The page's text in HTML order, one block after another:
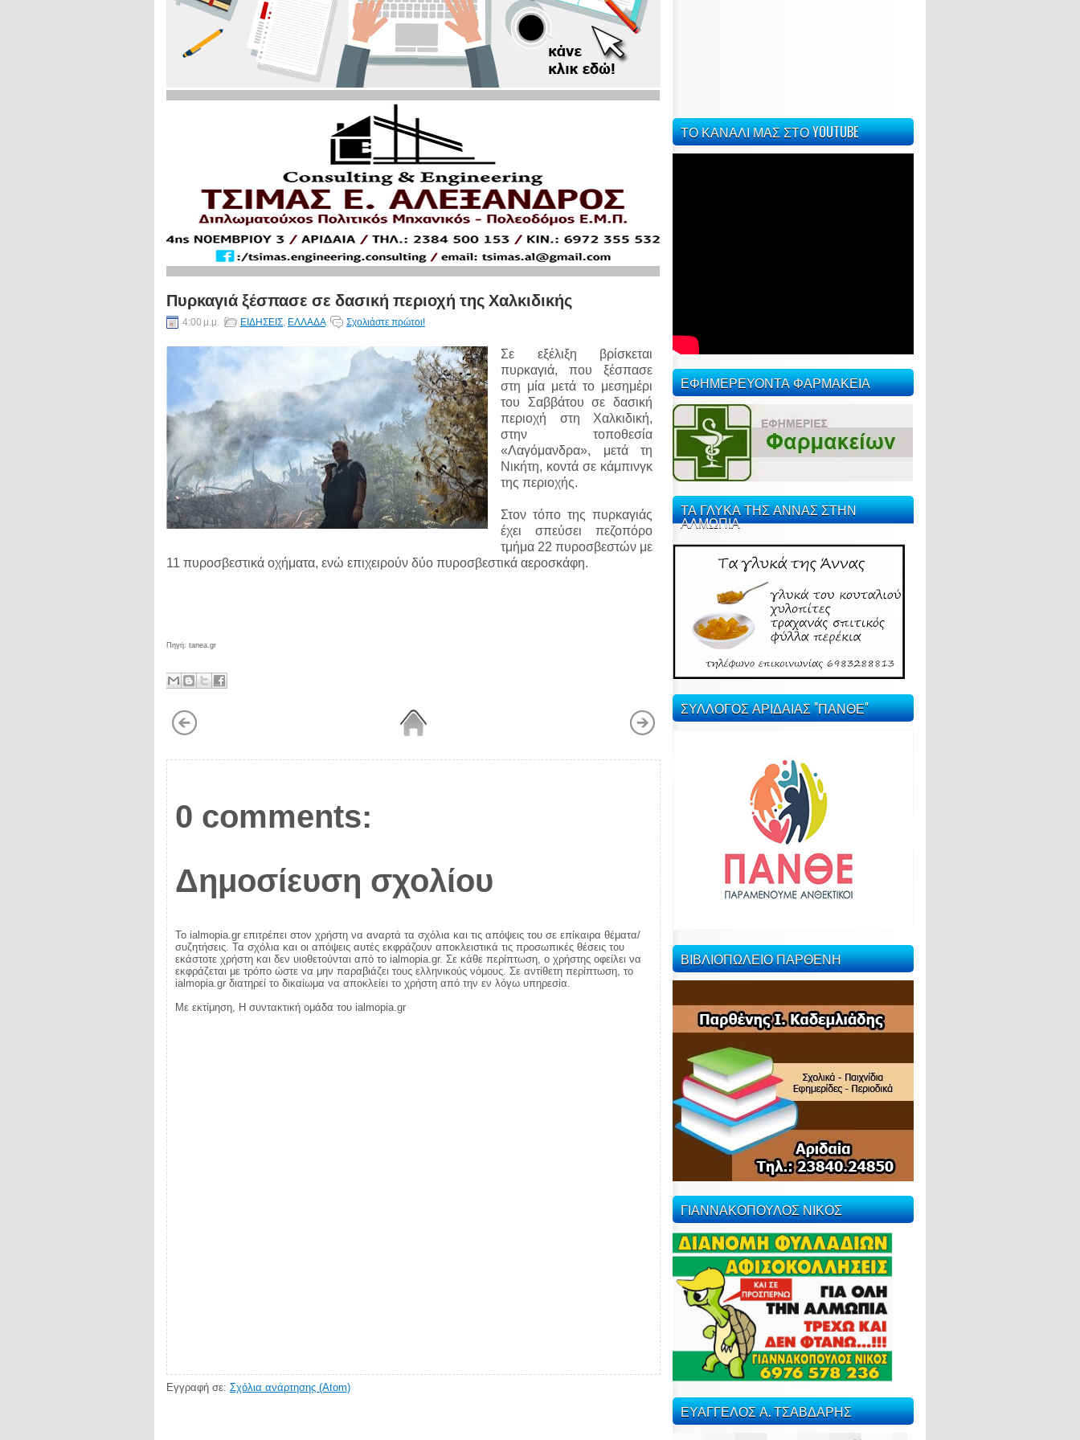
Πυρκαγιά ξέσπασε σε δασική περιοχή της Χαλκιδικής
4:00 μ.μ. ΕΙΔΗΣΕΙΣ, ΕΛΛΑΔΑ Σχολιάστε πρώτοι!
Σε εξέλιξη βρίσκεται
πυρκαγιά, που ξέσπασε
στη μία μετά το μεσημέρι
του Σαββάτου σε δασική
περιοχή στη Χαλκιδική,
στην τοποθεσία
«Λαγόμανδρα», μετά τη
Νικήτη, κοντά σε κάμπινγκ
της περιοχής.
Στον τόπο της πυρκαγιάς
έχει σπεύσει πεζοπόρο
τμήμα 22 πυροσβεστών με
11 πυροσβεστικά οχήματα, ενώ επιχειρούν δύο πυροσβεστικά αεροσκάφη.
Πηγή: tanea.gr
0 comments:
Δημοσίευση σχολίου
Το ialmopia.gr επιτρέπει στον χρήστη να αναρτά τα σχόλια και τις απόψεις του σε επίκαιρα θέματα/
συζητήσεις. Τα σχόλια και οι απόψεις αυτές εκφράζουν αποκλειστικά τις προσωπικές θέσεις του
εκάστοτε χρήστη και δεν υιοθετούνται από το ialmopia.gr. Σε κάθε περίπτωση, ο χρήστης οφείλει να
εκφράζεται με τρόπο ώστε να μην παραβιάζει τους ελληνικούς νόμους. Σε αντίθετη περίπτωση, το
ialmopia.gr διατηρεί το δικαίωμα να αποκλείει το χρήστη από την εν λόγω υπηρεσία.
Με εκτίμηση, Η συντακτική ομάδα του ialmopia.gr
Εγγραφή σε: Σχόλια ανάρτησης (Atom)
ΤΟ ΚΑΝΑΛΙ ΜΑΣ ΣΤΟ YOUTUBE
ΕΦΗΜΕΡΕΥΟΝΤΑ ΦΑΡΜΑΚΕΙΑ
ΤΑ ΓΛΥΚΑ ΤΗΣ ΑΝΝΑΣ ΣΤΗΝ
ΑΛΜΩΠΙΑ
ΣΥΛΛΟΓΟΣ ΑΡΙΔΑΙΑΣ "ΠΑΝΘΕ"
ΒΙΒΛΙΟΠΩΛΕΙΟ ΠΑΡΘΕΝΗ
ΓΙΑΝΝΑΚΟΠΟΥΛΟΣ ΝΙΚΟΣ
ΕΥΑΓΓΕΛΟΣ Α. ΤΣΑΒΔΑΡΗΣ